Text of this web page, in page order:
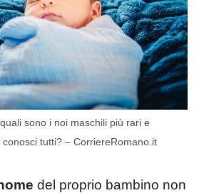
sono i noi maschili più rari e
tutti? – CorriereRomano.it
del proprio bambino non